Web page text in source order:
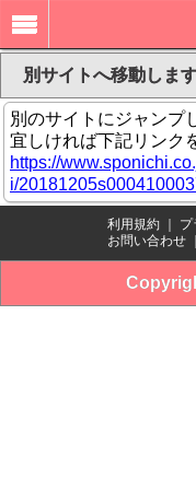
別サイトへ移動します
別のサイトにジャンプ
宜しければ下記リンク
https://
i/
利用規約 プ
お問い合わせ